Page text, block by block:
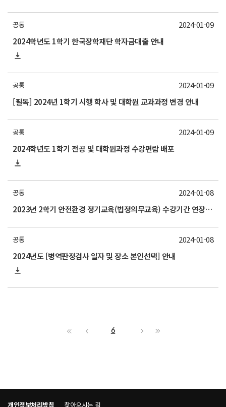
공통
2024학년도 1학기 한국장학재단 학자금대출 안내
2024-01-09
공통
[필독] 2024년 1학기 시행 학사 및 대학원 교과과정 변경 안내
2024-01-09
공통
2024학년도 1학기 전공 및 대학원과정 수강편람 배포
2024-01-09
공통
2023년 2학기 안전환경 정기교육(법정의무교육) 수강기간 연장 안내
2024-01-08
공통
2024년도 [병역판정검사 일자 및 장소 본인선택] 안내
2024-01-08
6
개인정보처리방침 찾아오시는 길